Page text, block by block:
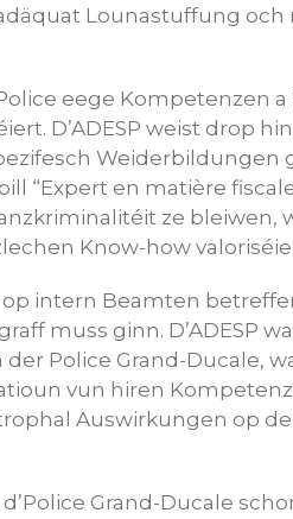
Lounastuffung och
eege Kompetenzen
D’ADESP weist drop
Weiderbildungen
“Expert en matière
ze bleiwen,
Know-how
op intern Beamten
muss ginn. D’ADESP
Police Grand-Ducale,
vun hiren
Auswirkungen op
Grand-Ducale